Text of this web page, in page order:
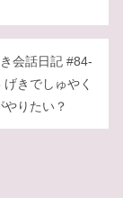
会話日記 #84-
きでしゅやく
りたい？